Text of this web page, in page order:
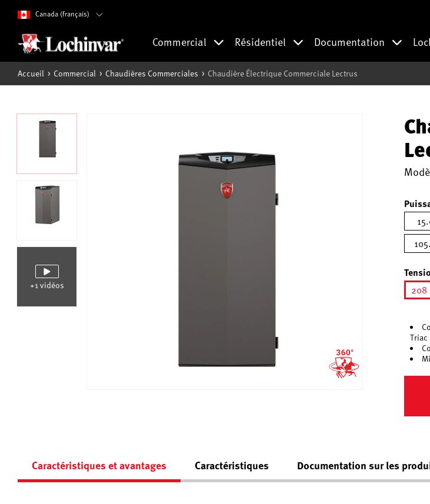
Canada (français)
Commercial Résidentiel Documentation
Accueil Commercial Chaudières Commerciales Chaudière Électrique Commerciale Lectrus
+1 vidéos
208
Triac
Caractéristiques et avantages Caractéristiques Documentation sur les